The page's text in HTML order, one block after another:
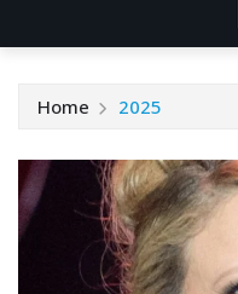
Home 2025